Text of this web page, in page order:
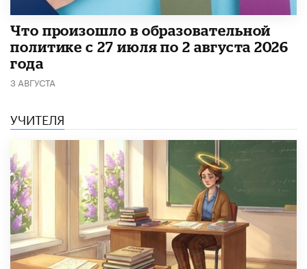
​Что произошло в образовательной
политике с 27 июля по 2 августа 2026
года
3 АВГУСТА
УЧИТЕЛЯ